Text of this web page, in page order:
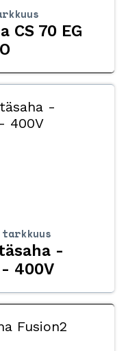
CS 70 EG
-
- 400V